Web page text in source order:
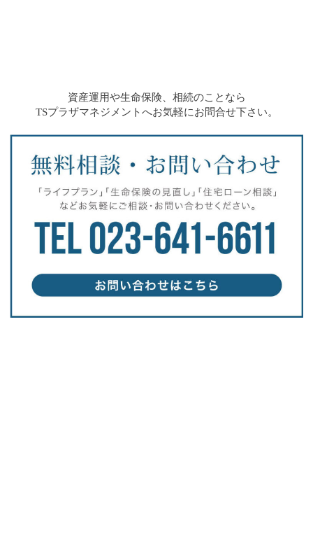
資産運用や生命保険、相続のことなら
TSプラザマネジメントへお気軽にお問合せ下さい。